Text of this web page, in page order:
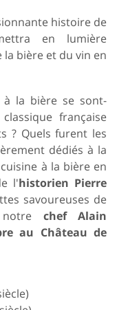
histoire de
en lumière
bière et du vin en
à la bière se sont-
française
? Quels furent les
dédiés à la
à la bière en
l'historien Pierre
savoureuses de
chef Alain
au Château de